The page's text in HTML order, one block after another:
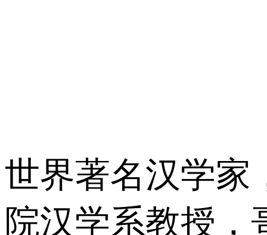
世界著名汉学家
院汉学系教授，